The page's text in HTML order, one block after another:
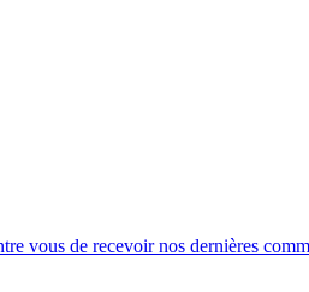
vous de recevoir nos dernières